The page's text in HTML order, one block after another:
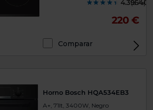
(275)
220 €
Comparar
Horno Bosch HQA534EB3
A+, 71lt, 3400W, Negro